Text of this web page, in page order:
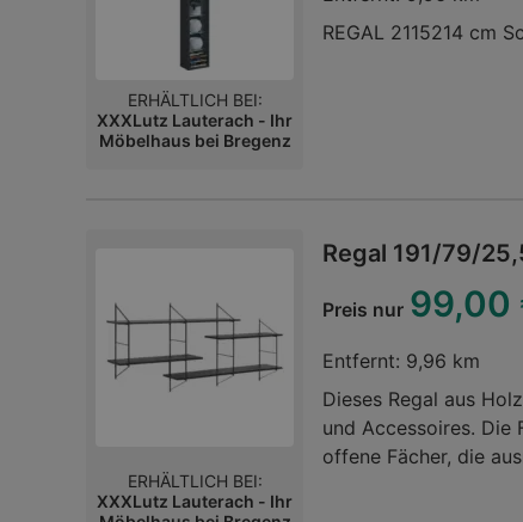
REGAL 2115214 cm
ERHÄLTLICH BEI:
XXXLutz Lauterach - Ihr
Möbelhaus bei Bregenz
Regal 191/79/
Preis nur 99,00
Entfernt: 9,96 km
Dieses Regal aus
und Accessoires. Die
offene Fächer, die
ERHÄLTLICH BEI:
XXXLutz Lauterach - Ihr